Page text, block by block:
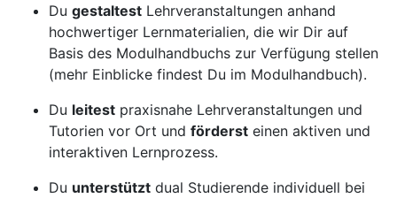
Du gestaltest Lehrveranstaltungen anhand
hochwertiger Lernmaterialien, die wir Dir auf
Basis des Modulhandbuchs zur Verfügung stellen
(mehr Einblicke findest Du im Modulhandbuch).
Du leitest praxisnahe Lehrveranstaltungen und
Tutorien vor Ort und förderst einen aktiven und
interaktiven Lernprozess.
Du unterstützt dual Studierende individuell bei